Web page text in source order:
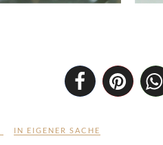
IN EIGENER SACHE